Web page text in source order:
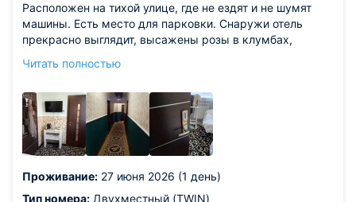
Расположен на тихой улице, где не ездят и не шумят
машины. Есть место для парковки. Снаружи отель
прекрасно выглядит, высажены розы в клумбах,
евроремонт, красивые коридоры, прекрасный ремонт
и был небольшой площади, но подкупало шикарные
условия для небольшой комнаты
Читать полностью
Проживание: 27 июня 2026 (1 день)
Тип номера: Двухместный (TWIN)